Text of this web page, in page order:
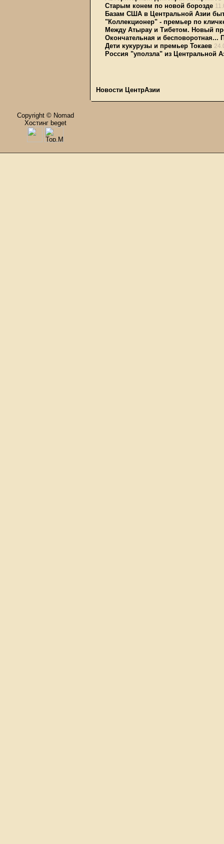
Старым конем по новой борозде
Базам США в Центральной Азии
"Коллекционер" - премьер по
Между Атырау и Тибетом. Новый
Окончательная и бесповоротная...
Дети кукурузы и премьер Токаев
Россия "уползла" из Центральной
Новости ЦентрАзии
Copyright © Nomad
Хостинг beget